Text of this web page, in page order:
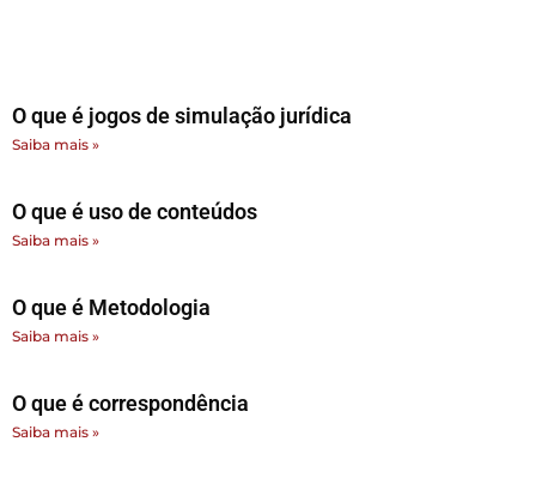
O que é jogos de simulação jurídica
Saiba mais »
O que é uso de conteúdos
Saiba mais »
O que é Metodologia
Saiba mais »
O que é correspondência
Saiba mais »